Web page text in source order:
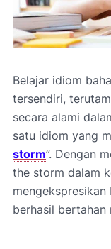
Belajar idiom
tersendiri,
secara alami
satu idiom yang
storm”. Dengan
the storm dalam
mengekspresikan
berhasil bertahan